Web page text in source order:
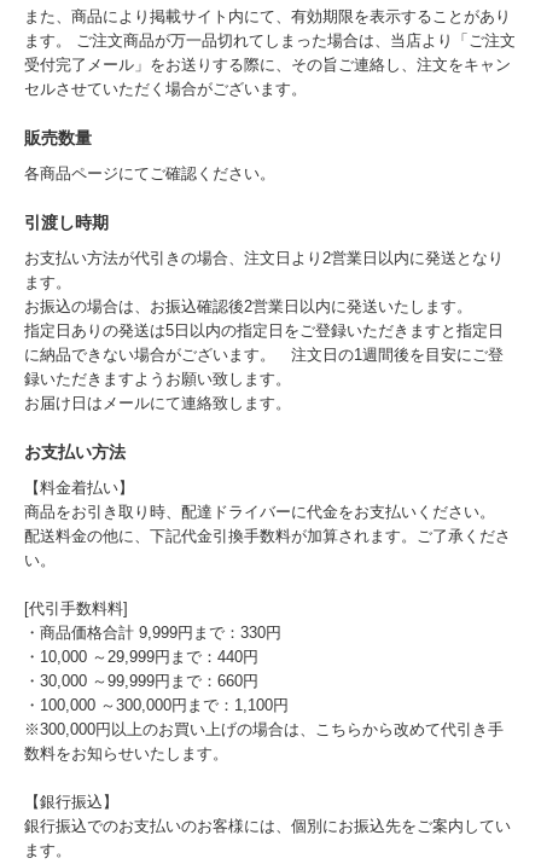
また、商品により掲載サイト内にて、有効期限を表示することがあり
ます。 ご注文商品が万一品切れてしまった場合は、当店より「ご注文
受付完了メール」をお送りする際に、その旨ご連絡し、注文をキャン
セルさせていただく場合がございます。
販売数量
各商品ページにてご確認ください。
引渡し時期
お支払い方法が代引きの場合、注文日より2営業日以内に発送となり
ます。
お振込の場合は、お振込確認後2営業日以内に発送いたします。
指定日ありの発送は5日以内の指定日をご登録いただきますと指定日
に納品できない場合がございます。 注文日の1週間後を目安にご登
録いただきますようお願い致します。
お届け日はメールにて連絡致します。
お支払い方法
【料金着払い】
商品をお引き取り時、配達ドライバーに代金をお支払いください。
配送料金の他に、下記代金引換手数料が加算されます。ご了承くださ
い。
[代引手数料料]
・商品価格合計 9,999円まで：330円
・10,000 ～29,999円まで：440円
・30,000 ～99,999円まで：660円
・100,000 ～300,000円まで：1,100円
※300,000円以上のお買い上げの場合は、こちらから改めて代引き手
数料をお知らせいたします。
【銀行振込】
銀行振込でのお支払いのお客様には、個別にお振込先をご案内してい
ます。